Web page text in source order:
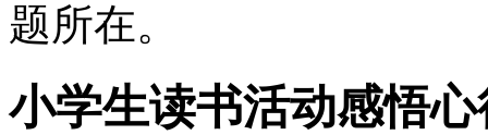
题所在。
小学生读书活动感悟心